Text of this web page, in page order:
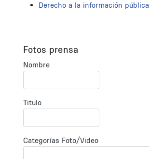
Derecho a la información pública
Fotos prensa
Nombre
Titulo
Categorías Foto/Video